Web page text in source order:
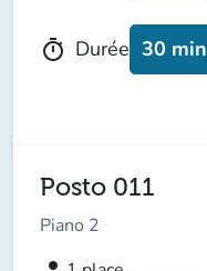
timer Durée 30 min
Posto 011
Piano 2